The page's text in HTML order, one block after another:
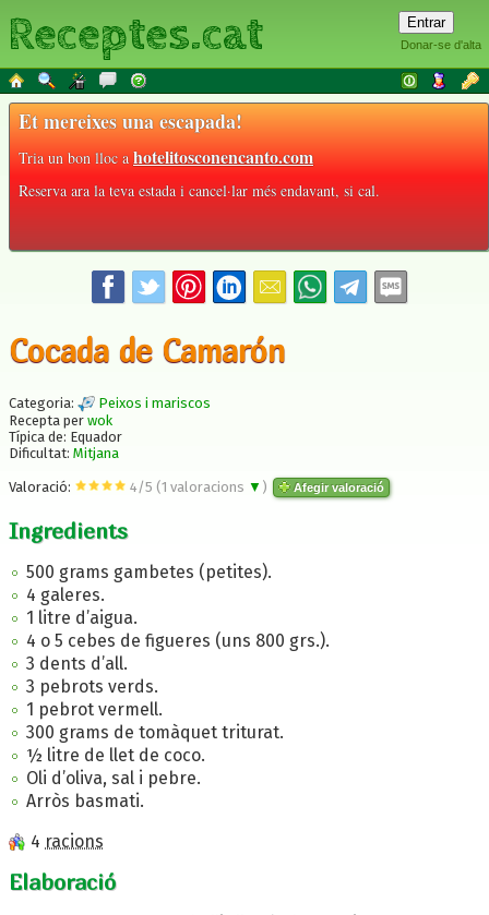
Donar-se d'alta
Receptes.cat
Et mereixes una escapada!
Tria un bon lloc ahotelitosconencanto.com
Reserva ara la teva estada i cancel·lar més endavant, si cal.
Cocada de Camarón
Categoria:
Peixos i mariscos
Recepta per wok
Típica de: Equador
Dificultat: Mitjana
Valoració: 4 /5 (1 valoracions ▼ ) Afegir valoració
Ingredients
500 grams gambetes (petites).
4 galeres.
1 litre d’aigua.
4 o 5 cebes de figueres (uns 800 grs.).
3 dents d’all.
3 pebrots verds.
1 pebrot vermell.
300 grams de tomàquet triturat.
½ litre de llet de coco.
Oli d’oliva, sal i pebre.
Arròs basmati.
4 racions
Elaboració